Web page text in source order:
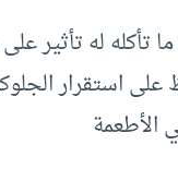
استقرار